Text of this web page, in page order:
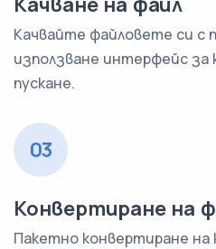
Качвайте файловете си с
използване интерфейс за
пускане.
03
Конвертиране на
Пакетно конвертиране на